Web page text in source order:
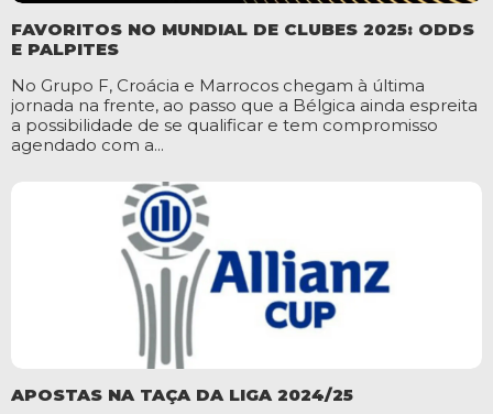
FAVORITOS NO MUNDIAL DE CLUBES 2025: ODDS
E PALPITES
No Grupo F, Croácia e Marrocos chegam à última
jornada na frente, ao passo que a Bélgica ainda espreita
a possibilidade de se qualificar e tem compromisso
agendado com a...
APOSTAS NA TAÇA DA LIGA 2024/25